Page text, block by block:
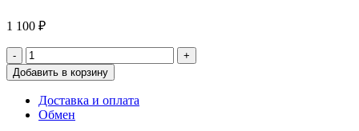
1 100 ₽
Добавить в корзину
Доставка и оплата
Обмен